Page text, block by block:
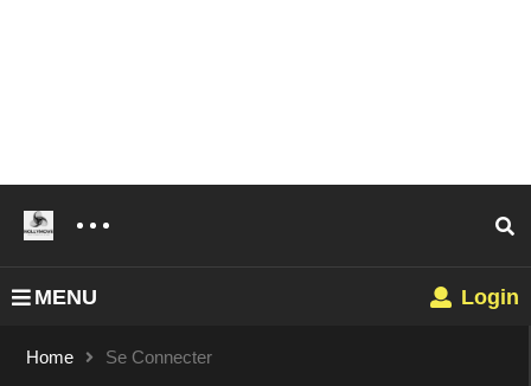
MENU Login
Home Se Connecter